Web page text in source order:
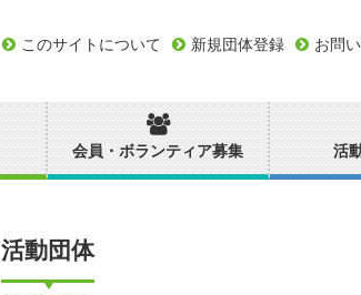
このサイトについて 新規団体登録
お問
会員・ボランティア募集 活
活動団体